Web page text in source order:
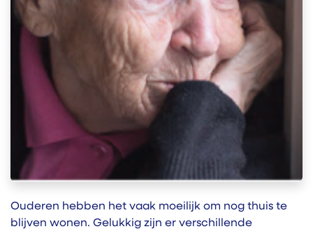
Ouderen hebben het vaak moeilijk om nog thuis te
blijven wonen. Gelukkig zijn er verschillende